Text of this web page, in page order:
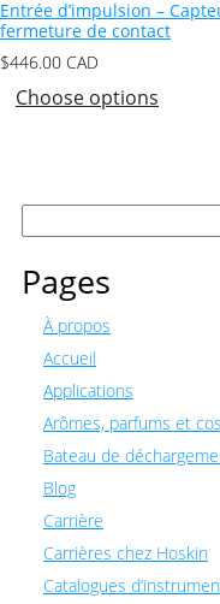
Entrée d’impulsion –
fermeture de contact
$446.00 CAD
Choose options
Rechercher :
Pages
À propos
Accueil
Applications
Arômes, parfums et
Bateau de
Blog
Carrière
Carrières chez Hoskin
Catalogues